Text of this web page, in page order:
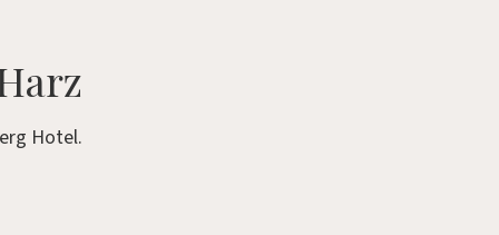
Hotel.